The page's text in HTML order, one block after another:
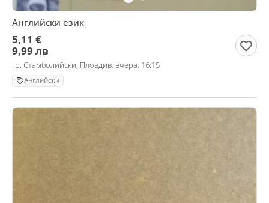
Английски език
5,11 €
9,99 лв
гр. Стамболийски, Пловдив, вчера, 16:15
Английски